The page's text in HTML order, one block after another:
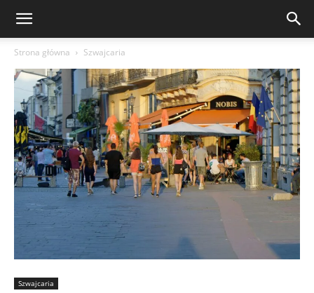
Strona główna Szwajcaria
Szwajcaria